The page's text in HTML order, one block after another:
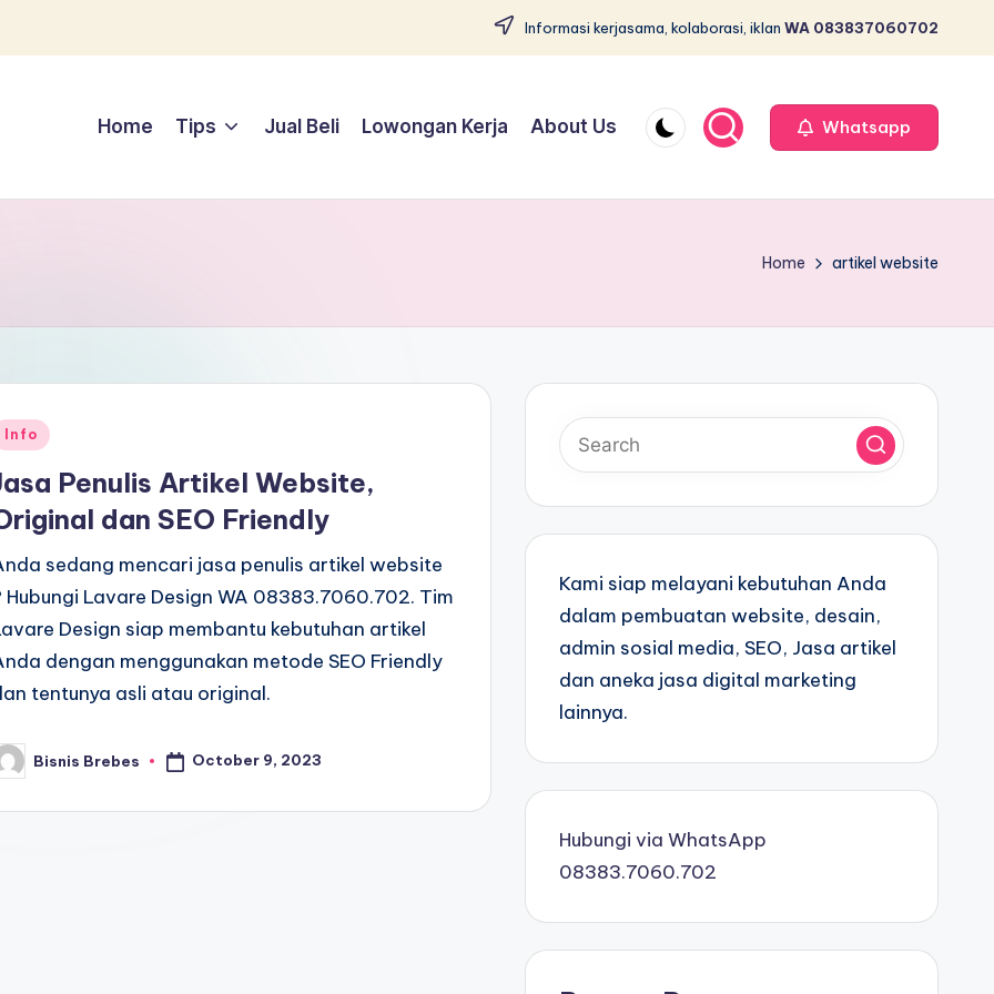
Informasi kerjasama, kolaborasi, iklan WA 083837060702
Home Tips Jual Beli Lowongan Kerja About Us Whatsapp
Home artikel website
Info
Penulis Artikel Website,
dan SEO Friendly
sedang mencari jasa penulis artikel website
Hubungi Lavare Design WA 08383.7060.702. Tim
Design siap membantu kebutuhan artikel
dengan menggunakan metode SEO Friendly
tentunya asli atau original.
Bisnis Brebes October 9, 2023
Kami siap melayani kebutuhan Anda
dalam pembuatan website, desain,
admin sosial media, SEO, Jasa artikel
dan aneka jasa digital marketing
lainnya.
Hubungi via WhatsApp
08383.7060.702